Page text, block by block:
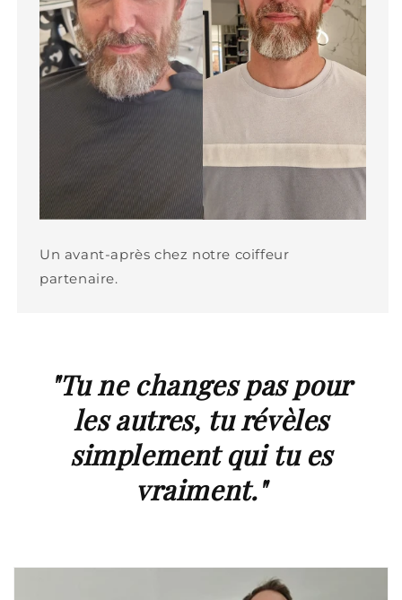
Un avant-après chez notre coiffeur
partenaire.
"Tu ne changes pas pour
les autres, tu révèles
simplement qui tu es
vraiment."